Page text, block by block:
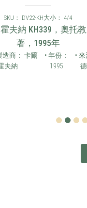
SKU： DV22-KH大小： 4/4
夫納 KH339，奧托
著，1995年
造商： 卡爾·
夫納
• 年份：
1995
• 來
4 5 6